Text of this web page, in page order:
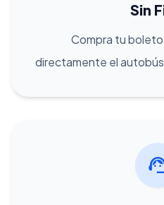
Sin
Compra tu
directamente el